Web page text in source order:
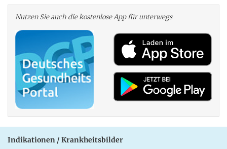
Nutzen Sie auch die kosten­lose App für unterwegs
Indikationen / Krankheitsbilder